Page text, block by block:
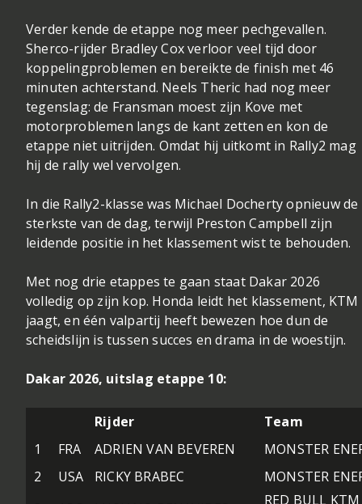
Verder kende de etappe nog meer pechgevallen.
Sherco-rijder Bradley Cox verloor veel tijd door
koppelingproblemen en bereikte de finish met 46
minuten achterstand. Neels Theric had nog meer
tegenslag: de Fransman moest zijn Kove met
motorproblemen langs de kant zetten en kon de
etappe niet uitrijden. Omdat hij uitkomt in Rally2 mag
hij de rally wel vervolgen.
In die Rally2-klasse was Michael Docherty opnieuw de
sterkste van de dag, terwijl Preston Campbell zijn
leidende positie in het klassement wist te behouden.
Met nog drie etappes te gaan staat Dakar 2026
volledig op zijn kop. Honda leidt het klassement, KTM
jaagt, en één valpartij heeft bewezen hoe dun de
scheidslijn is tussen succes en drama in de woestijn.
Dakar 2026, uitslag etappe 10:
Rijder
Team
1
FRA ADRIEN VAN BEVEREN
MONSTER
2
USA RICKY BRABEC
MONSTER
RED BULL KTM